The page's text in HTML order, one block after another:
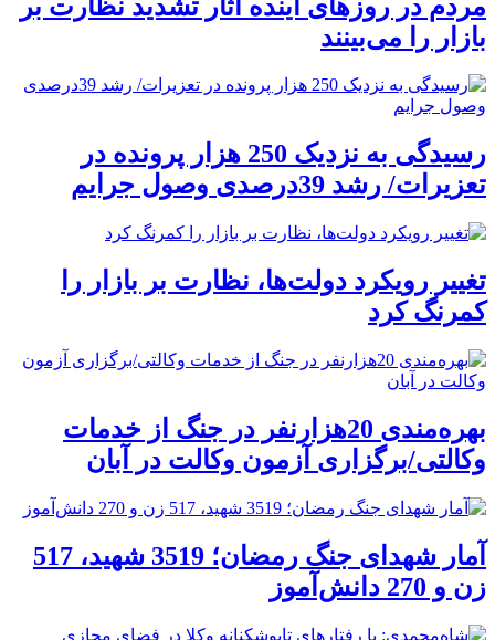
مردم در روزهای آینده آثار تشدید نظارت بر
بازار را می‌بینند
رسیدگی به نزدیک 250 هزار پرونده در
تعزیرات/ رشد 39درصدی وصول جرایم
تغییر رویکرد دولت‌ها، نظارت بر بازار را
کمرنگ کرد
بهره‌مندی 20هزارنفر در جنگ از خدمات
وکالتی/برگزاری آزمون وکالت در آبان
آمار شهدای جنگ رمضان؛ 3519 شهید، 517
زن و 270 دانش‌آموز